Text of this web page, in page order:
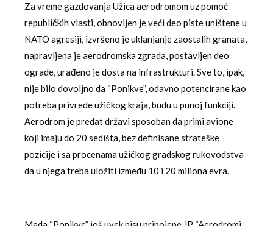
Za vreme gazdovanja Užica aerodromom uz pomoć
republičkih vlasti, obnovljen je veći deo piste uništene u
NATO agresiji, izvršeno je uklanjanje zaostalih granata,
napravljena je aerodromska zgrada, postavljen deo
ograde, urađeno je dosta na infrastrukturi. Sve to, ipak,
nije bilo dovoljno da “Ponikve”, odavno potencirane kao
potreba privrede užičkog kraja, budu u punoj funkciji.
Aerodrom je predat državi sposoban da primi avione
koji imaju do 20 sedišta, bez definisane strateške
pozicije i sa procenama užičkog gradskog rukovodstva
da u njega treba uložiti između 10 i 20 miliona evra.